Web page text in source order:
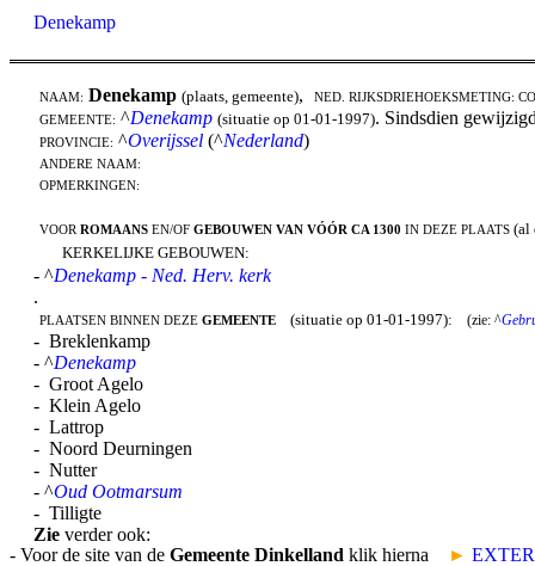
Denekamp
NAAM: Denekamp (plaats, gemeente),
NED. RIJKSDRIEHOEKSMETING:
GEMEENTE: ^Denekamp (situatie op 01-01-1997). Sindsdien
PROVINCIE: ^Overijssel (^Nederland)
ANDERE NAAM:
OPMERKINGEN:
VOOR ROMAANS EN/OF GEBOUWEN VAN VÓÓR CA 1300 IN DEZE PLAATS (al
KERKELIJKE GEBOUWEN:
- ^Denekamp - Ned. Herv. kerk
.
PLAATSEN BINNEN DEZE GEMEENTE (situatie op 01-01-1997): (zie: ^
- Breklenkamp
- ^Denekamp
- Groot Agelo
- Klein Agelo
- Lattrop
- Noord Deurningen
- Nutter
- ^Oud Ootmarsum
- Tilligte
Zie verder ook:
- Voor de site van de Gemeente Dinkelland klik hierna ►